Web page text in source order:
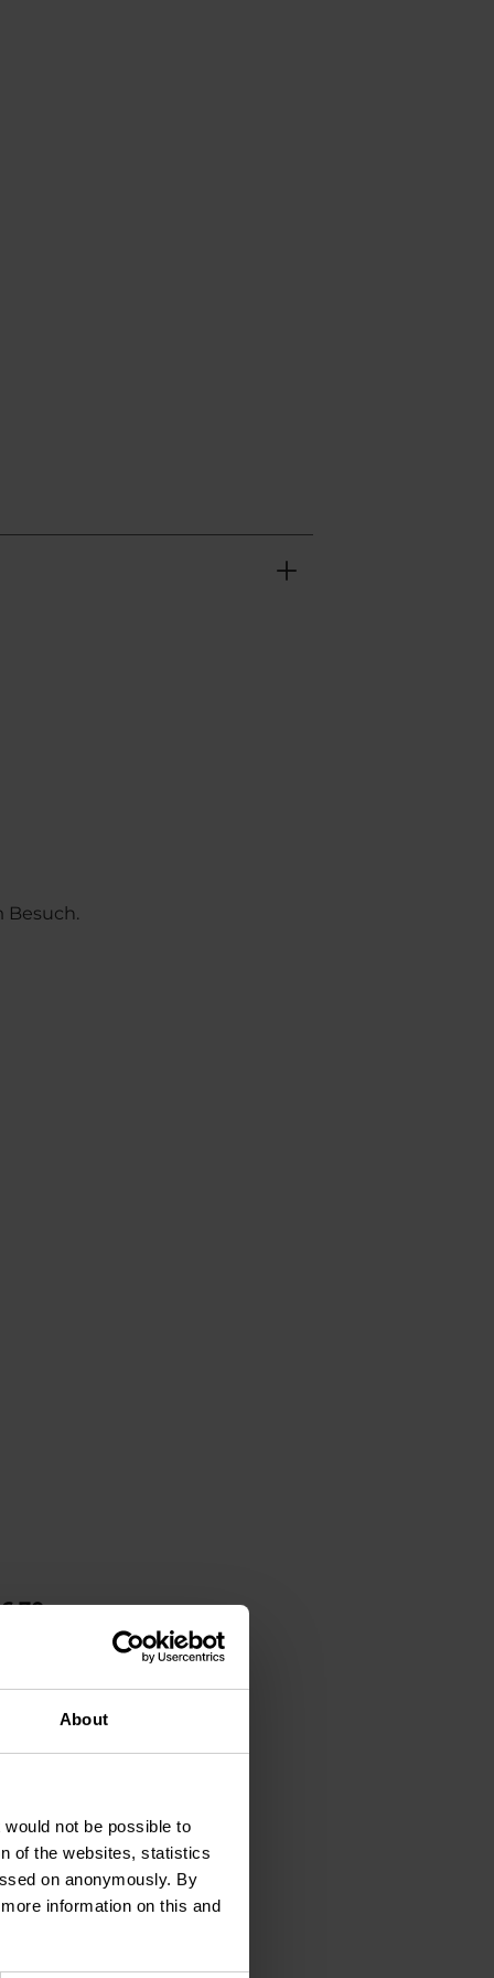
About
not be possible to
of the websites, statistics
on anonymously. By
information on this and
Besuch.
70